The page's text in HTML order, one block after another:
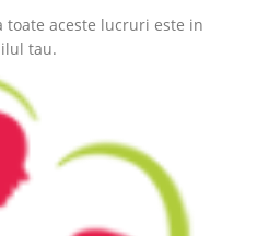
toate aceste lucruri este in
tau.